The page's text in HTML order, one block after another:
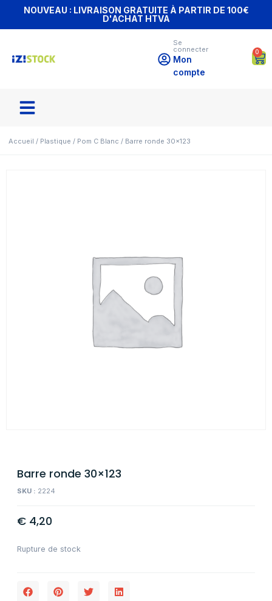
NOUVEAU : LIVRAISON GRATUITE À PARTIR DE 100€
D'ACHAT HTVA
Se
connecter
Mon
compte
0
Accueil / Plastique / Pom C Blanc / Barre ronde 30×123
Barre ronde 30×123
SKU : 2224
€ 4,20
Rupture de stock